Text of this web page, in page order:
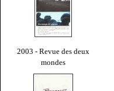
2003 - Revue des deux
mondes